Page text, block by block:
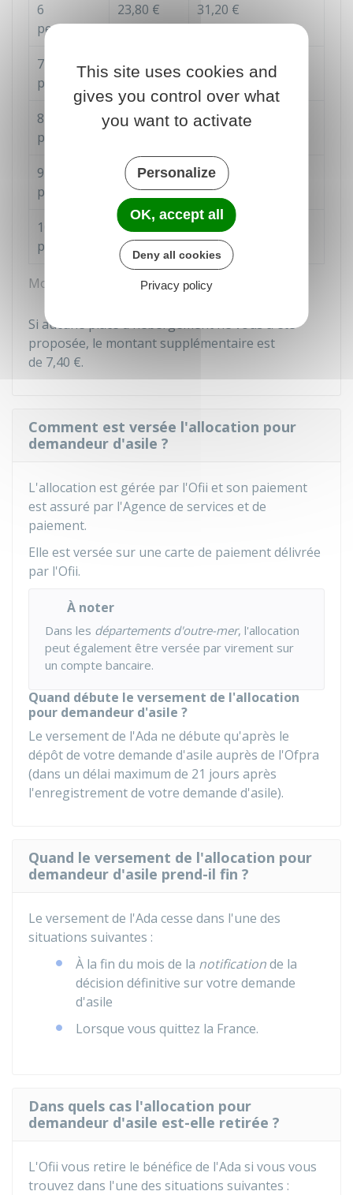
Montant journalier de l'Ada
6
personnes
23,80 € 31,20 €
7
personnes
27,20 € 34,60 €
8
personnes
30,60 € 38,00 €
9
personnes
34,00 € 41,40 €
10
personnes
37,40 € 44,80 €
Si aucune place d'hébergement ne vous a été
proposée, le montant supplémentaire est
de 7,40 €.
Comment est versée l'allocation pour
demandeur d'asile ?
L'allocation est gérée par l'Ofii et son paiement
est assuré par l'Agence de services et de
paiement.
Elle est versée sur une carte de paiement délivrée
par l'Ofii.
À noter
Dans les départements d'outre-mer, l'allocation
peut également être versée par virement sur
un compte bancaire.
Quand débute le versement de l'allocation
pour demandeur d'asile ?
Le versement de l'Ada ne débute qu'après le
dépôt de votre demande d'asile auprès de l'Ofpra
(dans un délai maximum de 21 jours après
l'enregistrement de votre demande d'asile).
Quand le versement de l'allocation pour
demandeur d'asile prend-il fin ?
Le versement de l'Ada cesse dans l'une des
situations suivantes :
À la fin du mois de la notificationde la
décision définitive sur votre demande
d'asile
Lorsque vous quittez la France.
Dans quels cas l'allocation pour
demandeur d'asile est-elle retirée ?
L'Ofii vous retire le bénéfice de l'Ada si vous vous
trouvez dans l'une des situations suivantes :
This site uses cookies and
gives you control over what
you want to activate
Personalize
OK, accept all
Deny all cookies
Privacy policy